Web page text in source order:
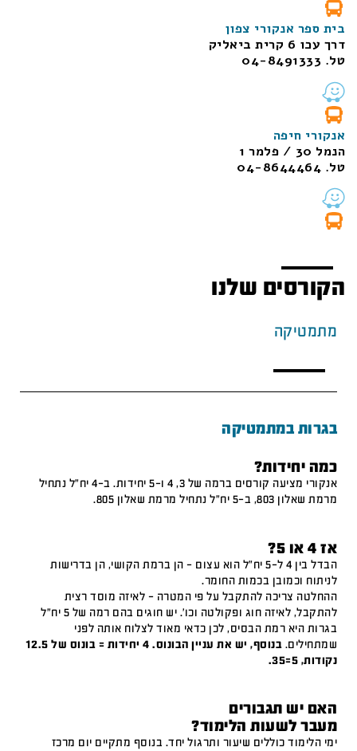
בית ספר אנקורי צפון
דרך עכו 6 קרית ביאליק
טל. 04-8491333
אנקורי חיפה
הנמל 30 / פלמר 1
טל. 04-8644464
הקורסים שלנו
מתמטיקה
בגרות במתמטיקה
כמה יחידות?
אנקורי מציעה קורסים ברמה של 3, 4 ו-5 יחידות. ב-4 יח"ל נתחיל
מרמת שאלון 803, ב-5 יח"ל נתחיל מרמת שאלון 805.
אז 4 או 5?
הבדל בין 4 ל-5 יח"ל הוא עצום – הן ברמת הקושי, הן בדרישות
לניתוח וכמובן בכמות החומר.
ההחלטה צריכה להתקבל על פי המטרה – לאיזה מוסד רצית
להתקבל, לאיזה חוג ופקולטה וכו'. יש חוגים בהם רמה של 5 יח"ל
בגרות היא רמת הבסיס, לכן כדאי מאוד לצלוח אותה לפני
שמתחילים.
בנוסף, יש את עניין הבונוס. 4 יחידות = בונוס של 12.5
נקודות, 5=35.
האם יש תגבורים
מעבר לשעות הלימוד?
ימי הלימוד כוללים שיעור ותרגול יחד. בנוסף מתקיים יום מרכז